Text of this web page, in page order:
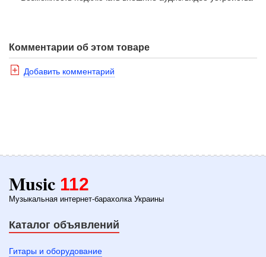
Комментарии об этом товаре
Добавить комментарий
Music 112
Музыкальная интернет-барахолка Украины
Каталог объявлений
Гитары и оборудование